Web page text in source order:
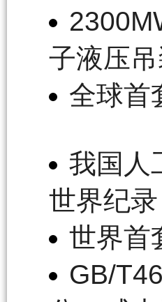
子液压
全球首
我国人
世界纪录
世界首
GB/